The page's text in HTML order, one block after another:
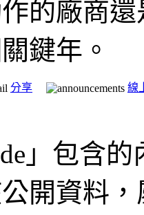
的廠商
鍵年。
分享 線
」包含
開資料